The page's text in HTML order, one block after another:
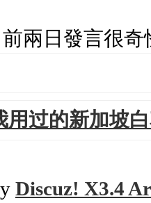
兩日發言很奇
用过的新加坡
Discuz! X3.4